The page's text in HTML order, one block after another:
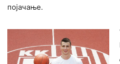
појачање.